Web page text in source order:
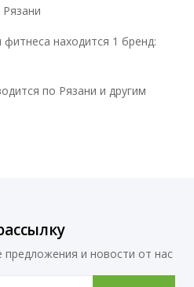
находится 1 бренд:
по Рязани и другим
предложения и новости от нас